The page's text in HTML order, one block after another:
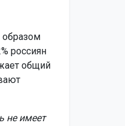
россиян
общий
не имеет